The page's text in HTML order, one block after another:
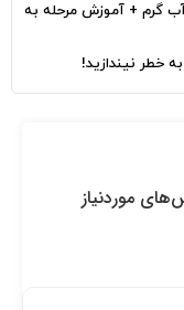
+ آموزش مرحله به
نیندازید!
موردنیاز